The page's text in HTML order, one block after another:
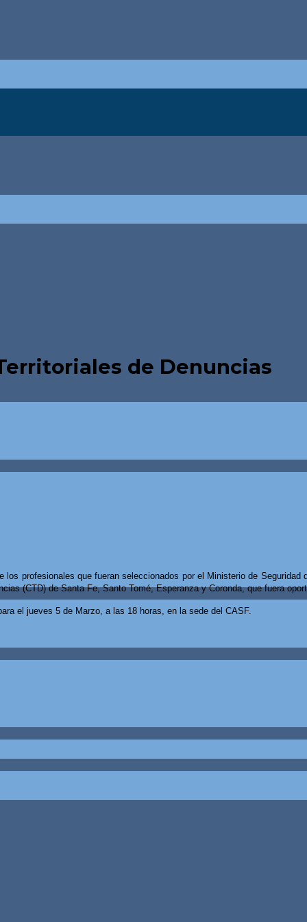
de Denuncias
profesionales que fueran seleccionados por el Ministerio de
(CTD) de Santa Fe, Santo Tomé, Esperanza y Coronda, que fuera
el jueves 5 de Marzo, a las 18 horas, en la sede del CASF.